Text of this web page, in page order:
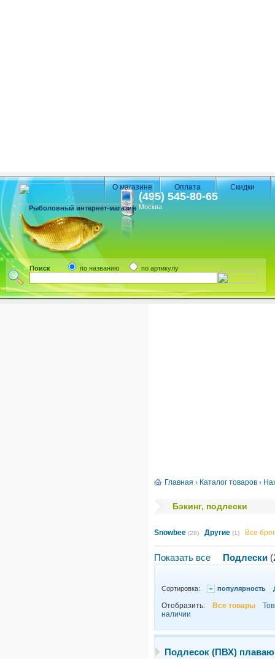
(495) 545-80-65
Москва
Рыболовный интернет-магазин
Поиск по названию по артикулу
О магазине Оплата Скидки
Главная › Каталог товаров ›
Бэкинг, подлески
Snowbee (28) Другие (1) Все
Показать все Подлески
Сортировка: популярность
Отобразить: Все товары
наличии
Подлесок (ПВХ)